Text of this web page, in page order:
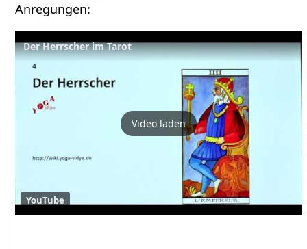
Anregungen:
Der Herrscher im Tarot
Video laden
YouTube